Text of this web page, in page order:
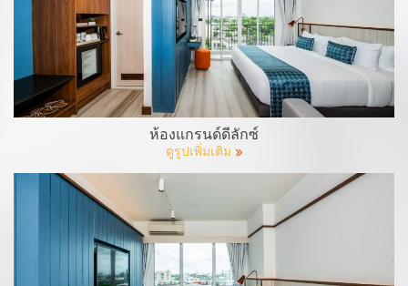
ห้องแกรนด์ดีลักซ์
ดูรูปเพิ่มเติม